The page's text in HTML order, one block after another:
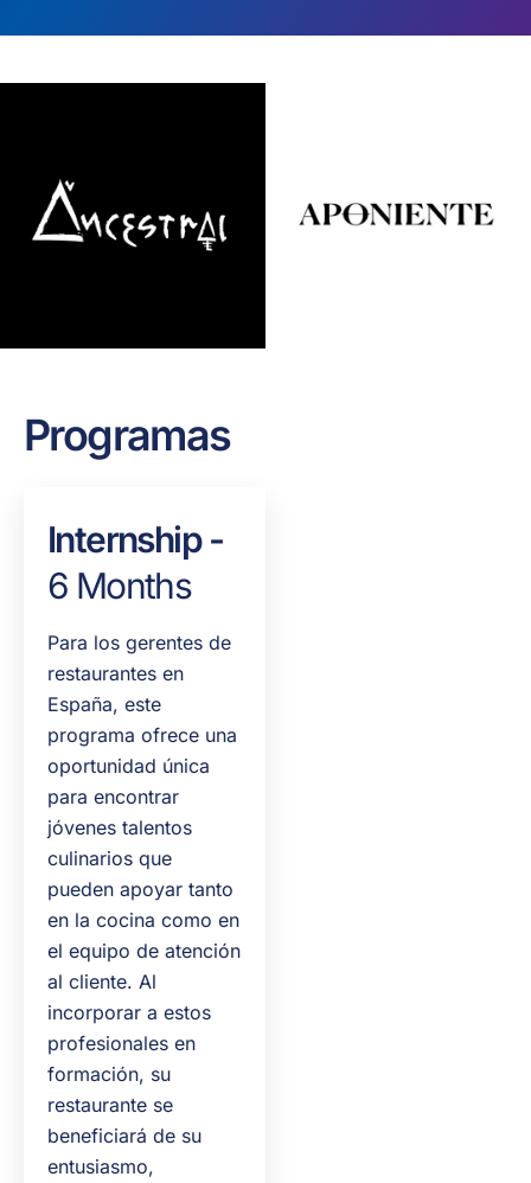
Programas
Internship -
6 Months
Para los gerentes de
restaurantes en
España, este
programa ofrece una
oportunidad única
para encontrar
jóvenes talentos
culinarios que
pueden apoyar tanto
en la cocina como en
el equipo de atención
al cliente. Al
incorporar a estos
profesionales en
formación, su
restaurante se
beneficiará de su
entusiasmo,